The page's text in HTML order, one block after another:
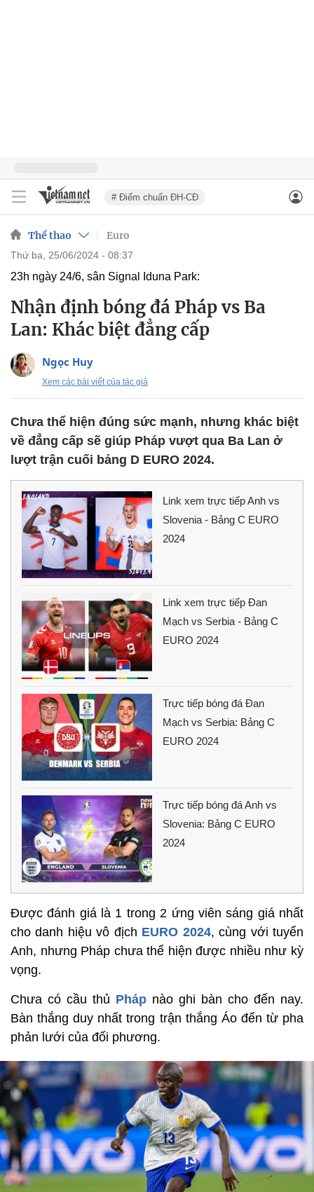
# Điểm chuẩn ĐH-CĐ
Thể thao Euro
thứ ba, 25/06/2024 - 08:37
23h ngày 24/6, sân Signal Iduna Park:
Nhận định bóng đá Pháp vs Ba
Lan: Khác biệt đẳng cấp
Ngọc Huy
Xem các bài viết của tác giả
Chưa thể hiện đúng sức mạnh, nhưng khác biệt
về đẳng cấp sẽ giúp Pháp vượt qua Ba Lan ở
lượt trận cuối bảng D EURO 2024.
Link xem trực tiếp Anh vs
Slovenia - Bảng C EURO
2024
Link xem trực tiếp Đan
Mạch vs Serbia - Bảng C
EURO 2024
Trực tiếp bóng đá Đan
Mạch vs Serbia: Bảng C
EURO 2024
Trực tiếp bóng đá Anh vs
Slovenia: Bảng C EURO
2024
Được đánh giá là 1 trong 2 ứng viên sáng giá nhất
cho danh hiệu vô địch EURO 2024, cùng với tuyển
Anh, nhưng Pháp chưa thể hiện được nhiều như kỳ
vọng.
Chưa có cầu thủ Pháp nào ghi bàn cho đến nay.
Bàn thắng duy nhất trong trận thắng Áo đến từ pha
phản lưới của đối phương.